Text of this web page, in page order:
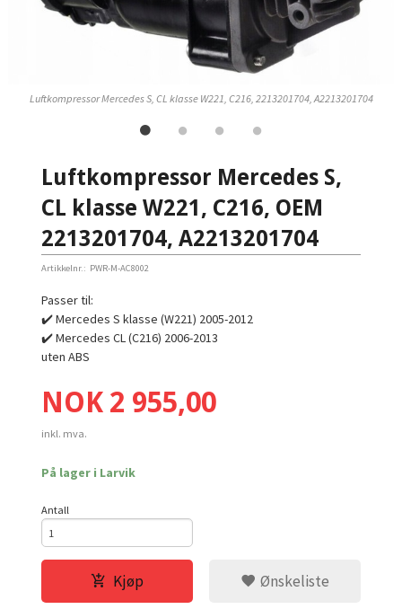
Luftkompressor Mercedes S, CL klasse W221, C216, 2213201704, A2213201704
Luftkompressor Mercedes S,
CL klasse W221, C216, OEM
2213201704, A2213201704
Artikkelnr.: PWR-M-AC8002
Passer til:
✔️ Mercedes S klasse (W221) 2005-2012
✔️ Mercedes CL (C216) 2006-2013
uten ABS
Pris
NOK 2 955,00
inkl. mva.
På lager i Larvik
Antall
Kjøp Ønskeliste